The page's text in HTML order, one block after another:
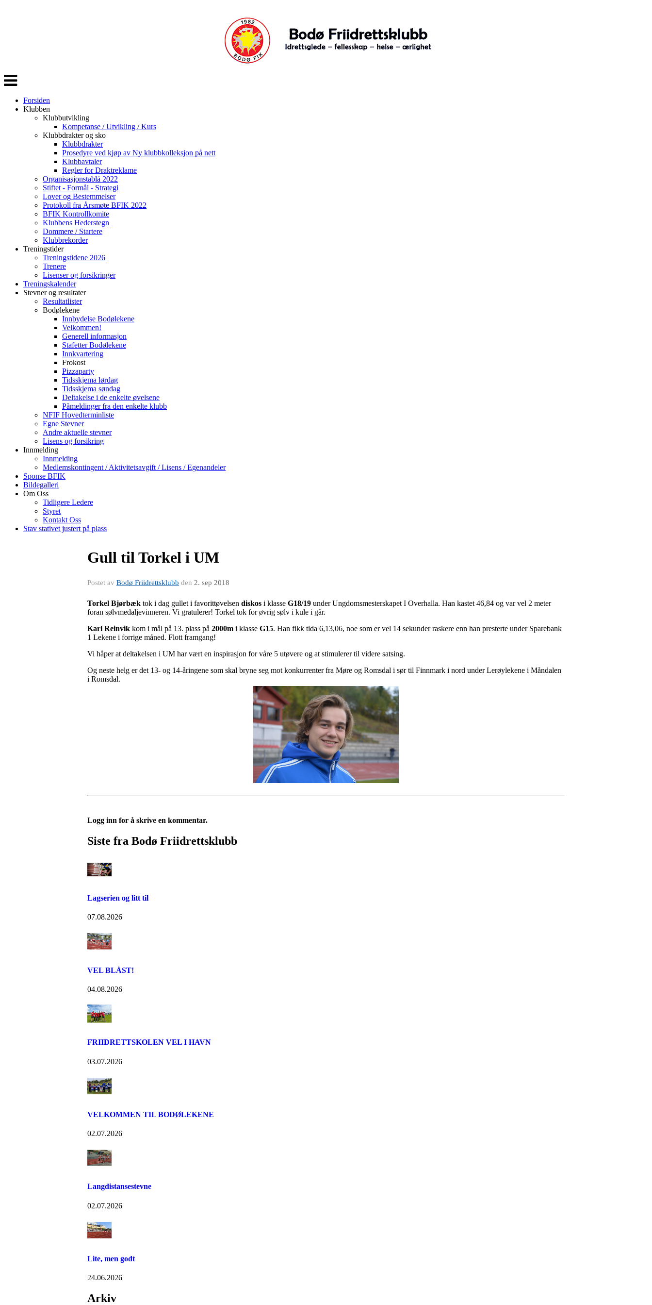
Veksle
navigasjon
Forsiden
Klubben
Klubbutvikling
Kompetanse / Utvikling / Kurs
Klubbdrakter og sko
Klubbdrakter
Prosedyre ved kjøp av Ny klubbkolleksjon på nett
Klubbavtaler
Regler for Draktreklame
Organisasjonstablå 2022
Stiftet - Formål - Strategi
Lover og Bestemmelser
Protokoll fra Årsmøte BFIK 2022
BFIK Kontrollkomite
Klubbens Hederstegn
Dommere / Startere
Klubbrekorder
Treningstider
Treningstidene 2026
Trenere
Lisenser og forsikringer
Treningskalender
Stevner og resultater
Resultatlister
Bodølekene
Innbydelse Bodølekene
Velkommen!
Generell informasjon
Stafetter Bodølekene
Innkvartering
Frokost
Pizzaparty
Tidsskjema lørdag
Tidsskjema søndag
Deltakelse i de enkelte øvelsene
Påmeldinger fra den enkelte klubb
NFIF Hovedterminliste
Egne Stevner
Andre aktuelle stevner
Lisens og forsikring
Innmelding
Innmelding
Medlemskontingent / Aktivitetsavgift / Lisens / Egenandeler
Sponse BFIK
Bildegalleri
Om Oss
Tidligere Ledere
Styret
Kontakt Oss
Stav stativet justert på plass
Gull til Torkel i UM
Postet av Bodø Friidrettsklubb den 2. sep 2018
Torkel Bjørbæk tok i dag gullet i favorittøvelsen diskos i klasse G18/19 under Ungdomsmesterskapet I Overhalla. Han kastet 46,84 og var vel 2 meter
foran sølvmedaljevinneren. Vi gratulerer! Torkel tok for øvrig sølv i kule i går.
Karl Reinvik kom i mål på 13. plass på 2000m i klasse G15. Han fikk tida 6,13,06, noe som er vel 14 sekunder raskere enn han presterte under Sparebank
1 Lekene i forrige måned. Flott framgang!
Vi håper at deltakelsen i UM har vært en inspirasjon for våre 5 utøvere og at stimulerer til videre satsing.
Og neste helg er det 13- og 14-åringene som skal bryne seg mot konkurrenter fra Møre og Romsdal i sør til Finnmark i nord under Lerøylekene i Måndalen
i Romsdal.
Logg inn for å skrive en kommentar.
Siste fra Bodø Friidrettsklubb
Lagserien og litt til
07.08.2026
VEL BLÅST!
04.08.2026
FRIIDRETTSKOLEN VEL I HAVN
03.07.2026
VELKOMMEN TIL BODØLEKENE
02.07.2026
Langdistansestevne
02.07.2026
Lite, men godt
24.06.2026
Arkiv